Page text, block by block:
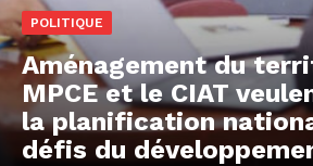
POLITIQUE
Aménagement du
MPCE et le CIAT
la planification
défis du